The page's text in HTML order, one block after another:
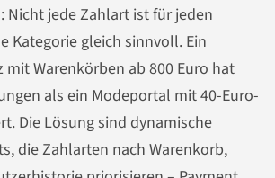
Nicht jede Zahlart ist für jeden
Kategorie gleich sinnvoll. Ein
Warenkörben ab 800 Euro hat
als ein Modeportal mit 40-Euro-
Die Lösung sind dynamische
die Zahlarten nach Warenkorb,